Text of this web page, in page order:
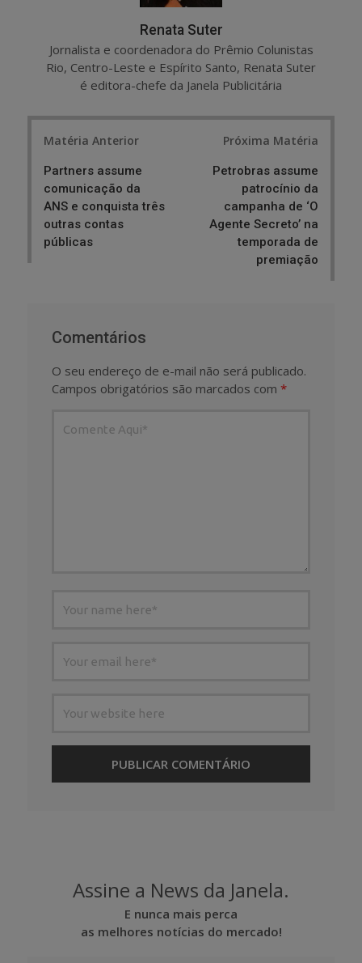
Renata Suter
Jornalista e coordenadora do Prêmio Colunistas
Rio, Centro-Leste e Espírito Santo, Renata Suter
é editora-chefe da Janela Publicitária
Matéria Anterior
Partners assume
comunicação da
ANS e conquista três
outras contas
públicas
Próxima Matéria
Petrobras assume
patrocínio da
campanha de ‘O
Agente Secreto’ na
temporada de
premiação
Comentários
O seu endereço de e-mail não será publicado.
Campos obrigatórios são marcados com *
Assine a News da Janela.
E nunca mais perca
as melhores notícias do mercado!